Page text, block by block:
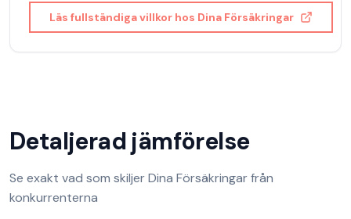
Läs fullständiga villkor hos Dina Försäkringar
Detaljerad jämförelse
Se exakt vad som skiljerDina Försäkringarfrån
konkurrenterna